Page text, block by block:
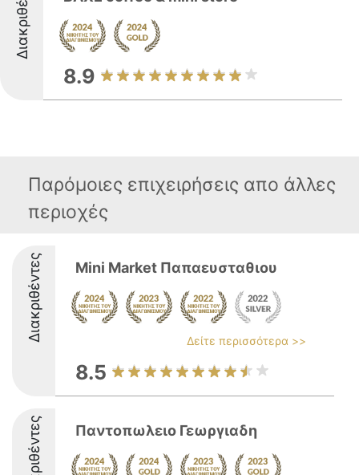
8.9
Παρόμοιες επιχειρήσεις απο άλλες
περιοχές
Διακριθέντες Mini Market Παπαευσταθιου
Δείτε περισσότερα >>
8.5
Παντοπωλειο Γεωργιαδη